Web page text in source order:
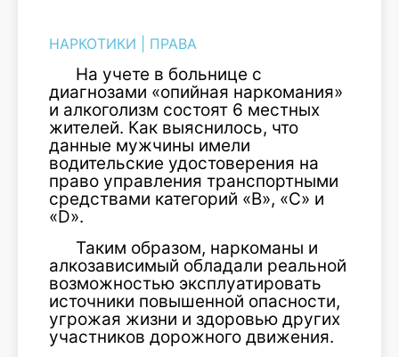
НАРКОТИКИ ПРАВА
На учете в больнице с
диагнозами «опийная наркомания»
и алкоголизм состоят 6 местных
жителей. Как выяснилось, что
данные мужчины имели
водительские удостоверения на
право управления транспортными
средствами категорий «В», «С» и
«D».
Таким образом, наркоманы и
алкозависимый обладали реальной
возможностью эксплуатировать
источники повышенной опасности,
угрожая жизни и здоровью других
участников дорожного движения.